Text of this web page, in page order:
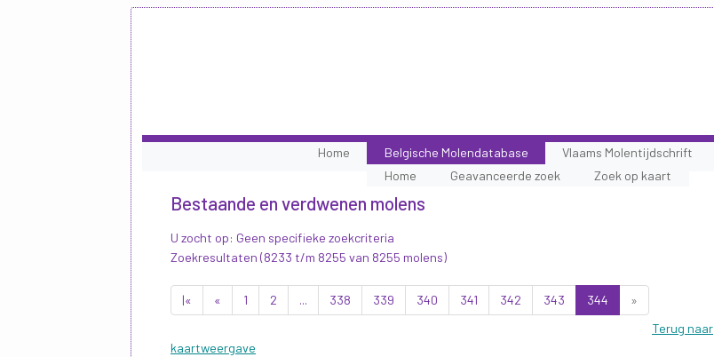
Home
Belgische Molendatabase
Home
Geavanceerde zoek Zoek op kaart
Vlaams Molentijdschrift
Bestaande en verdwenen molens
U zocht op: Geen specifieke zoekcriteria
Zoekresultaten (8233 t/m 8255 van 8255 molens)
|« « 1 2 ... 338 339 340 341 342 343 344
»
Terug naar
kaartweergave